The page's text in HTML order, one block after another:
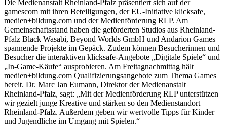
Die Medienanstalt Rheinland-Pfalz präsentiert sich auf der
gamescom mit ihren Beteiligungen, der EU-Initiative klicksafe,
medien+bildung.com und der Medienförderung RLP. Am
Gemeinschaftsstand haben die geförderten Studios aus Rheinland-
Pfalz Black Wasabi, Beyond Worlds GmbH und Andarion Games
spannende Projekte im Gepäck. Zudem können Besucherinnen und
Besucher die interaktiven klicksafe-Angebote „Digitale Spiele“ und
„In-Game-Käufe“ ausprobieren. Am Freitagnachmittag hält
medien+bildung.com Qualifizierungsangebote zum Thema Games
bereit. Dr. Marc Jan Eumann, Direktor der Medienanstalt
Rheinland-Pfalz, sagt: „Mit der Medienförderung RLP unterstützen
wir gezielt junge Kreative und stärken so den Medienstandort
Rheinland-Pfalz. Außerdem geben wir wertvolle Tipps für Kinder
und Jugendliche im Umgang mit Spielen.“